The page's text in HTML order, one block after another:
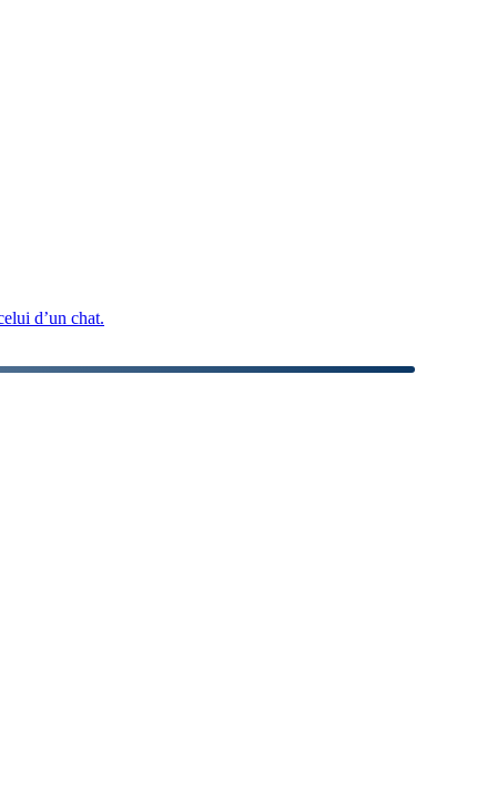
d’un chat.